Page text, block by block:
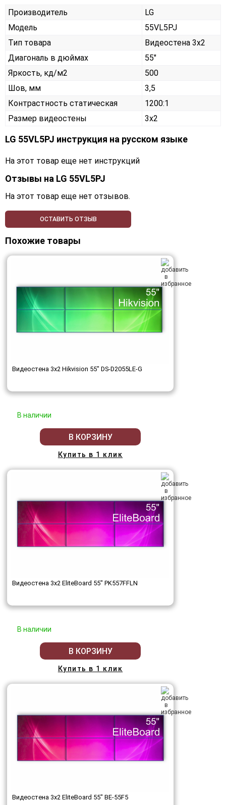
Производитель
LG
Модель
55VL5PJ
Тип товара
Видеостена 3х2
Диагональ в дюймах
55"
Яркость, кд/м2
500
Шов, мм
3,5
Контрастность статическая
1200:1
Размер видеостены
3x2
LG 55VL5PJ инструкция на русском языке
На этот товар еще нет инструкций
Отзывы на LG 55VL5PJ
На этот товар еще нет отзывов.
ОСТАВИТЬ ОТЗЫВ
Похожие товары
Видеостена 3x2 Hikvision 55" DS-D2055LE-G
В наличии
В КОРЗИНУ
Купить в 1 клик
Видеостена 3x2 EliteBoard 55" PK557FFLN
В наличии
В КОРЗИНУ
Купить в 1 клик
Видеостена 3x2 EliteBoard 55" BE-55F5